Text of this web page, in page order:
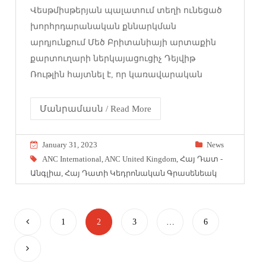
Վեսթմիսթերյան պալատում տեղի ունեցած
խորհրդարանական քննարկման
արդյունքում Մեծ Բրիտանիայի արտաքին
քարտուղարի ներկայացուցիչ Դեյվիթ
Ռութլին հայտնել է, որ կառավարական
Մանրամասն / Read More
January 31, 2023
News
ANC International,ANC United Kingdom,Հայ Դատ -
Անգլիա,Հայ Դատի Կեդրոնական Գրասենեակ
1 2 3 … 6